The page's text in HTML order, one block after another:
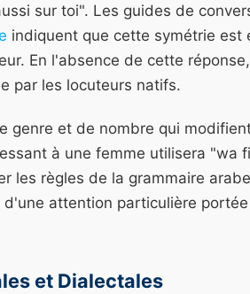
sur toi". Les guides de
indiquent que cette symétrie est
En l'absence de cette
par les locuteurs natifs.
genre et de nombre qui
à une femme utilisera "wa
les règles de la grammaire
attention particulière
et Dialectales